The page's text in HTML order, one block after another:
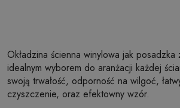
Okładzina ścienna winylowa jak
idealnym wyborem do aranżacji każdej
swoją trwałość, odporność na wilgoć,
czyszczenie, oraz efektowny wzór.